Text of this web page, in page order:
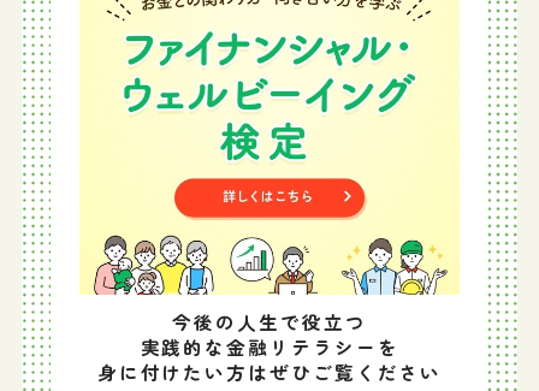
今後の人生で役立つ
実践的な金融リテラシーを
身に付けたい方はぜひご覧ください